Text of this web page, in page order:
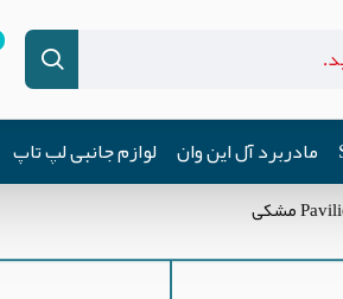
مادربرد آل این وان لوازم جانبی لپ تاپ